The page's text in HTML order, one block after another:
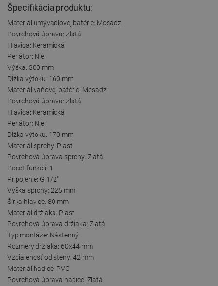
Špecifikácia produktu:
Materiál umývadlovej batérie: Mosadz
Povrchová úprava: Zlatá
Hlavica: Keramická
Perlátor: Nie
Výška: 300 mm
Dĺžka výtoku: 160 mm
Materiál vaňovej batérie: Mosadz
Povrchová úprava: Zlatá
Hlavica: Keramická
Perlátor: Nie
Dĺžka výtoku: 170 mm
Materiál sprchy: Plast
Povrchová úprava sprchy: Zlatá
Počet funkcií: 1
Pripojenie: G 1/2"
Výška sprchy: 225 mm
Šírka hlavice: 80 mm
Materiál držiaka: Plast
Povrchová úprava držiaka: Zlatá
Typ montáže: Nástenný
Rozmery držiaka: 60x44 mm
Vzdialenosť od steny: 42 mm
Materiál hadice: PVC
Povrchová úprava hadice: Zlatá